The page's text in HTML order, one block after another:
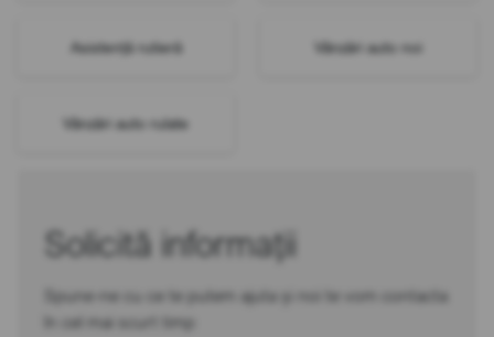
Asistență rutieră Vânzări auto noi
Vânzări auto rulate
Solicită informații
Spune-ne cu ce te putem ajuta și noi te vom contacta
în cel mai scurt timp